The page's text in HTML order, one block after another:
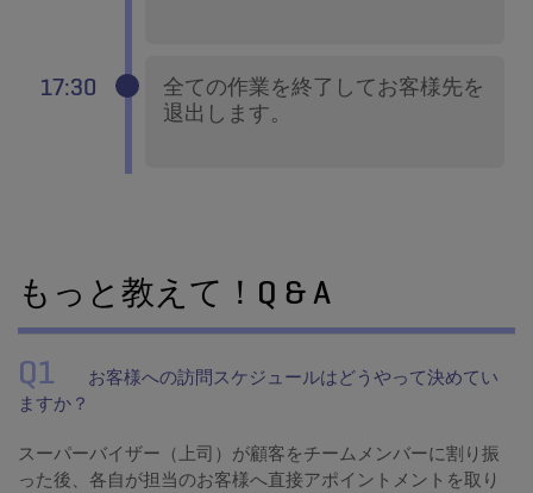
17:30
全ての作業を終了してお客様先を
退出します。
もっと教えて！Q & A
Q1
お客様への訪問スケジュールはどうやって決めてい
ますか？
スーパーバイザー（上司）が顧客をチームメンバーに割り振
った後、各自が担当のお客様へ直接アポイントメントを取り